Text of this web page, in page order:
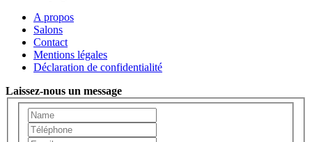
A propos
Salons
Contact
Mentions légales
Déclaration de confidentialité
Laissez-nous un message